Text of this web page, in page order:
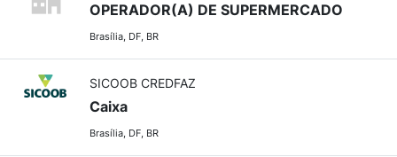
OPERADOR(A) DE SUPERMERCADO
Brasília, DF, BR
SICOOB CREDFAZ
Caixa
Brasília, DF, BR